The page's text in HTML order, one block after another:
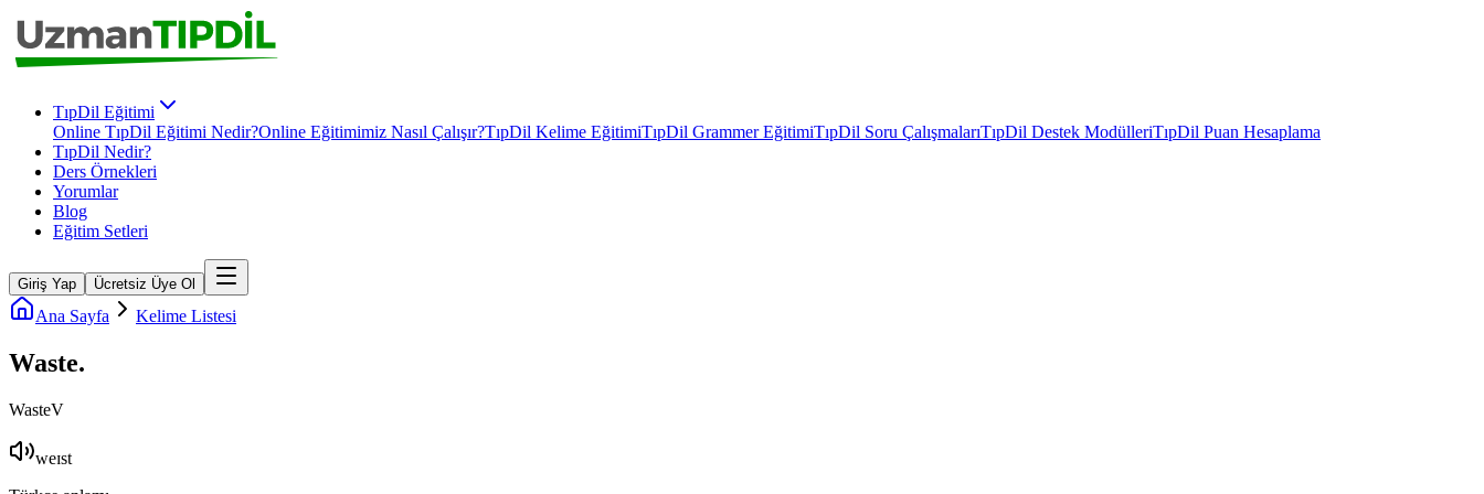
TıpDil Eğitimi
Online TıpDil Eğitimi Nedir?Online Eğitimimiz Nasıl Çalışır?TıpDil Kelime EğitimiTıpDil Grammer EğitimiTıpDil Soru ÇalışmalarıTıpDil Destek ModülleriTıpDil Puan Hesaplama
TıpDil Nedir?
Ders Örnekleri
Yorumlar
Blog
Eğitim Setleri
Giriş Yap Ücretsiz Üye Ol
Ana Sayfa Kelime Listesi
Waste.
WasteV
weɪst